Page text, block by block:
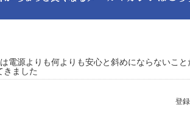
電源よりも何よりも安心と斜めにならないこと
きました
登